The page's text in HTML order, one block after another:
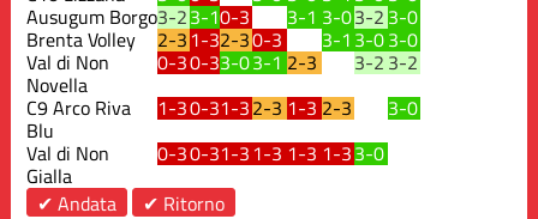
Ausugum Borgo3-23-10-3 3-1 3-03-2 3-0
Brenta Volley 2-3 1-32-30-3 3-1 3-03-0
Val di Non
Novella
0-30-33-03-1 2-3 3-2 3-2
C9 Arco Riva
Blu
1-30-31-32-3 1-3 2-3
3-0
Val di Non
Gialla
0-30-31-3 1-3 1-3 1-33-0
✔ Andata
✔ Ritorno